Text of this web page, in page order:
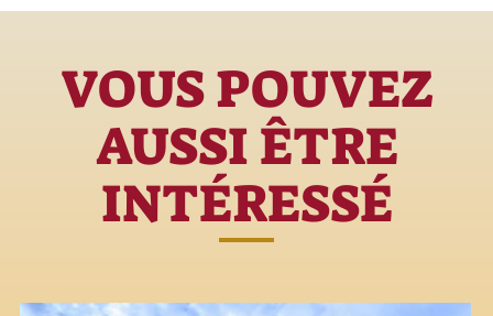
VOUS POUVEZ
AUSSI ÊTRE
INTÉRESSÉ